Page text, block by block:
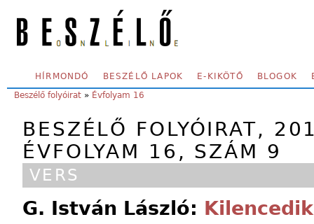
SECONDARY MENU
HÍRMONDÓ BESZÉLŐ LAPOK E-KIKÖTŐ BLOGOK
YOU ARE HERE:
Beszélő folyóirat » Évfolyam 16
BESZÉLŐ FOLYÓIRAT,
ÉVFOLYAM 16, SZÁM 9
VERS
G. István László: Kilencedik